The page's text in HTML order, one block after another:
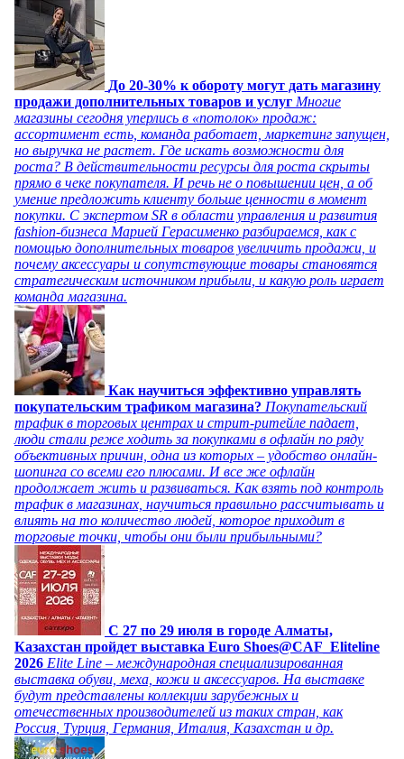
До 20-30% к обороту могут дать магазину
продажи дополнительных товаров и услуг Многие
магазины сегодня уперлись в «потолок» продаж:
ассортимент есть, команда работает, маркетинг запущен,
но выручка не растет. Где искать возможности для
роста? В действительности ресурсы для роста скрыты
прямо в чеке покупателя. И речь не о повышении цен, а об
умение предложить клиенту больше ценности в момент
покупки. С экспертом SR в области управления и развития
fashion-бизнеса Марией Герасименко разбираемся, как с
помощью дополнительных товаров увеличить продажи, и
почему аксессуары и сопутствующие товары становятся
стратегическим источником прибыли, и какую роль играет
команда магазина.
Как научиться эффективно управлять
покупательским трафиком магазина? Покупательский
трафик в торговых центрах и стрит-ритейле падает,
люди стали реже ходить за покупками в офлайн по ряду
объективных причин, одна из которых – удобство онлайн-
шопинга со всеми его плюсами. И все же офлайн
продолжает жить и развиваться. Как взять под контроль
трафик в магазинах, научиться правильно рассчитывать и
влиять на то количество людей, которое приходит в
торговые точки, чтобы они были прибыльными?
C 27 по 29 июля в городе Алматы,
Казахстан пройдет выставка Euro Shoes@CAF_Eliteline
2026 Elite Line – международная специализированная
выставка обуви, меха, кожи и аксессуаров. На выставке
будут представлены коллекции зарубежных и
отечественных производителей из таких стран, как
Россия, Турция, Германия, Италия, Казахстан и др.